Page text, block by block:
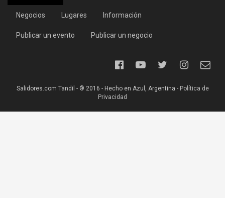
Negocios Lugares Información
Publicar un evento Publicar un negocio
Salidores.com Tandil - ® 2016 - Hecho en Azul, Argentina - Política de
Privacidad